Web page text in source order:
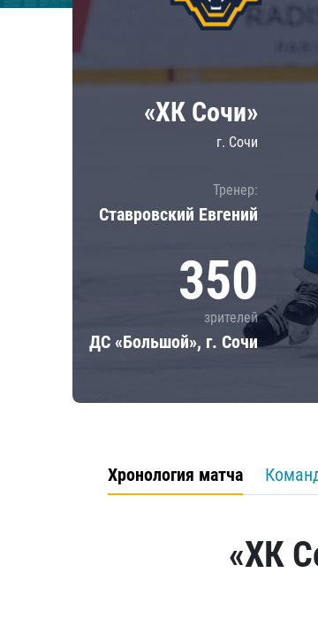
Локомотив
ЦСКА
Шанхайские
«ХК Сочи»
г. Сочи
Тренер:
Ставровский Евгений
350
зрителей
ДС «Большой», г. Сочи
Хронология матча
«ХК